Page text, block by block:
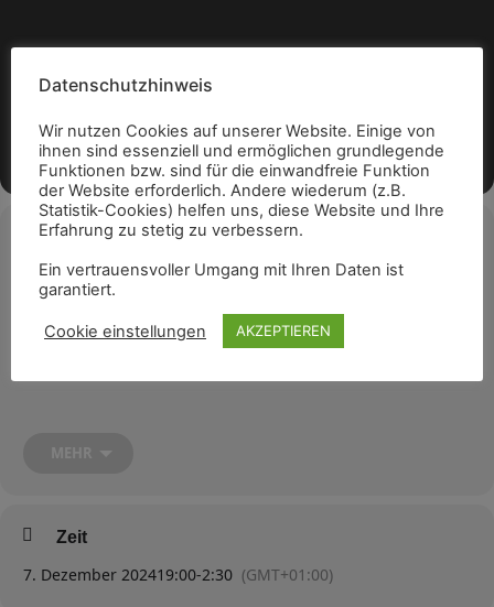
Veranstaltungsdetails
Die größte Achtziger-Jahre-Party in Meißen ist wieder am Start.
Ihr seid wieder zum tanzen eingeladen, sowie die alten und neuen
Hits zu hören und alte Freunde zu treffen.
Zu bestimmten Events gewähren wir den Einlass ab 16 Jahren mit
Zeit
7. Dezember 202419:00-2:30 (GMT+01:00)
Datenschutzhinweis
Wir nutzen Cookies auf unserer Website. Einige von
ihnen sind essenziell und ermöglichen grundlegende
Funktionen bzw. sind für die einwandfreie Funktion
der Website erforderlich. Andere wiederum (z.B.
Statistik-Cookies) helfen uns, diese Website und Ihre
Erfahrung zu stetig zu verbessern.
Ein vertrauensvoller Umgang mit Ihren Daten ist
garantiert.
Cookie einstellungen AKZEPTIEREN